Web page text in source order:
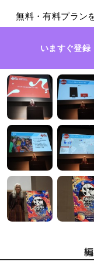
無料・有料プラン
いますぐ登録